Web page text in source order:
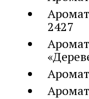
2427